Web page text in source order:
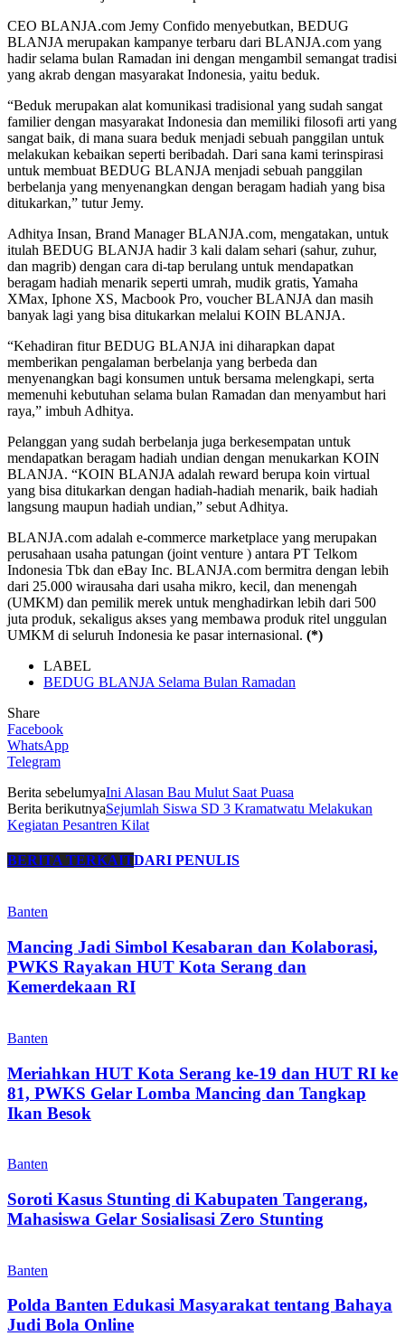
CEO BLANJA.com Jemy Confido menyebutkan, BEDUG
BLANJA merupakan kampanye terbaru dari BLANJA.com yang
hadir selama bulan Ramadan ini dengan mengambil semangat tradisi
yang akrab dengan masyarakat Indonesia, yaitu beduk.
“Beduk merupakan alat komunikasi tradisional yang sudah sangat
familier dengan masyarakat Indonesia dan memiliki filosofi arti yang
sangat baik, di mana suara beduk menjadi sebuah panggilan untuk
melakukan kebaikan seperti beribadah. Dari sana kami terinspirasi
untuk membuat BEDUG BLANJA menjadi sebuah panggilan
berbelanja yang menyenangkan dengan beragam hadiah yang bisa
ditukarkan,” tutur Jemy.
Adhitya Insan, Brand Manager BLANJA.com, mengatakan, untuk
itulah BEDUG BLANJA hadir 3 kali dalam sehari (sahur, zuhur,
dan magrib) dengan cara di-tap berulang untuk mendapatkan
beragam hadiah menarik seperti umrah, mudik gratis, Yamaha
XMax, Iphone XS, Macbook Pro, voucher BLANJA dan masih
banyak lagi yang bisa ditukarkan melalui KOIN BLANJA.
“Kehadiran fitur BEDUG BLANJA ini diharapkan dapat
memberikan pengalaman berbelanja yang berbeda dan
menyenangkan bagi konsumen untuk bersama melengkapi, serta
memenuhi kebutuhan selama bulan Ramadan dan menyambut hari
raya,” imbuh Adhitya.
Pelanggan yang sudah berbelanja juga berkesempatan untuk
mendapatkan beragam hadiah undian dengan menukarkan KOIN
BLANJA. “KOIN BLANJA adalah reward berupa koin virtual
yang bisa ditukarkan dengan hadiah-hadiah menarik, baik hadiah
langsung maupun hadiah undian,” sebut Adhitya.
BLANJA.com adalah e-commerce marketplace yang merupakan
perusahaan usaha patungan (joint venture ) antara PT Telkom
Indonesia Tbk dan eBay Inc. BLANJA.com bermitra dengan lebih
dari 25.000 wirausaha dari usaha mikro, kecil, dan menengah
(UMKM) dan pemilik merek untuk menghadirkan lebih dari 500
juta produk, sekaligus akses yang membawa produk ritel unggulan
UMKM di seluruh Indonesia ke pasar internasional. (*)
LABEL
BEDUG BLANJA Selama Bulan Ramadan
Share
Facebook
WhatsApp
Telegram
Berita sebelumyaIni Alasan Bau Mulut Saat Puasa
Berita berikutnyaSejumlah Siswa SD 3 Kramatwatu Melakukan
Kegiatan Pesantren Kilat
BERITA TERKAITDARI PENULIS
Banten
Mancing Jadi Simbol Kesabaran dan Kolaborasi,
PWKS Rayakan HUT Kota Serang dan
Kemerdekaan RI
Banten
Meriahkan HUT Kota Serang ke-19 dan HUT RI ke
81, PWKS Gelar Lomba Mancing dan Tangkap
Ikan Besok
Banten
Soroti Kasus Stunting di Kabupaten Tangerang,
Mahasiswa Gelar Sosialisasi Zero Stunting
Banten
Polda Banten Edukasi Masyarakat tentang Bahaya
Judi Bola Online